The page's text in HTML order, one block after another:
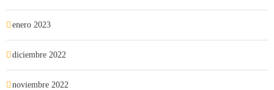
enero 2023
diciembre 2022
noviembre 2022